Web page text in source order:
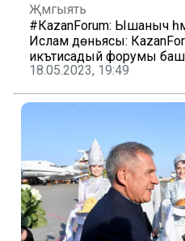
Җәмгыять
#КаzanForum: Ышаныч
Ислам дөньясы:
икътисадый форумы
18.05.2023, 19:49